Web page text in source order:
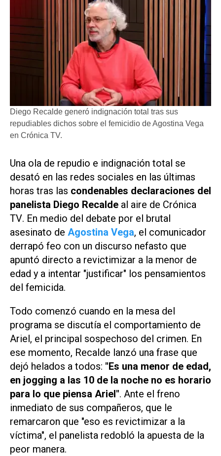
Diego Recalde generó indignación total tras sus
repudiables dichos sobre el femicidio de Agostina Vega
en Crónica TV.
Una ola de repudio e indignación total se
desató en las redes sociales en las últimas
horas tras las condenables declaraciones del
panelista Diego Recalde al aire de Crónica
TV. En medio del debate por el brutal
asesinato de Agostina Vega, el comunicador
derrapó feo con un discurso nefasto que
apuntó directo a revictimizar a la menor de
edad y a intentar "justificar" los pensamientos
del femicida.
Todo comenzó cuando en la mesa del
programa se discutía el comportamiento de
Ariel, el principal sospechoso del crimen. En
ese momento, Recalde lanzó una frase que
dejó helados a todos: "Es una menor de edad,
en jogging a las 10 de la noche no es horario
para lo que piensa Ariel". Ante el freno
inmediato de sus compañeros, que le
remarcaron que "eso es revictimizar a la
víctima", el panelista redobló la apuesta de la
peor manera.